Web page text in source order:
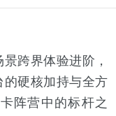
跨界体验进阶，
硬核加持与全方
阵营中的标杆之